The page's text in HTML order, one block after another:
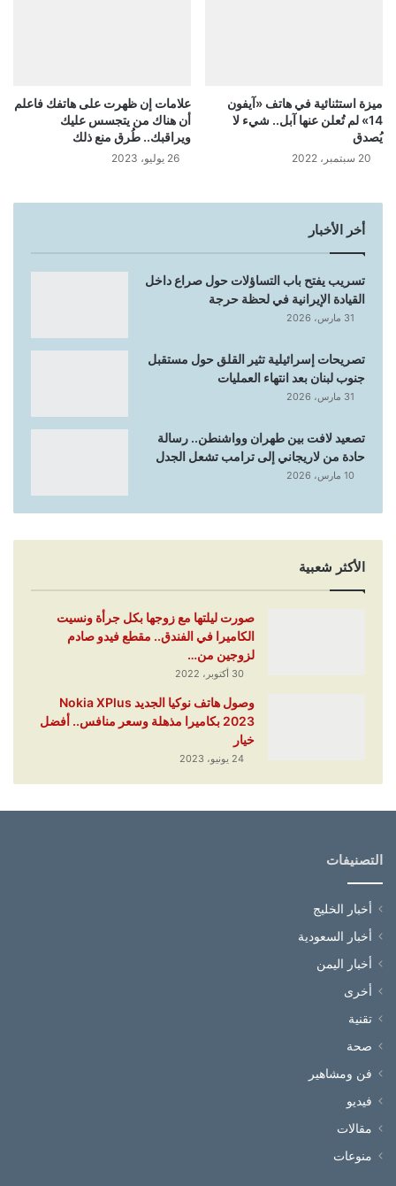
ميزة استثنائية في هاتف «آيفون
14» لم تُعلن عنها آبل.. شيء لا
يُصدق
20 سبتمبر، 2022
علامات إن ظهرت على هاتفك فاعلم
أن هناك من يتجسس عليك
ويراقبك.. طُرق منع ذلك
26 يوليو، 2023
أخر الأخبار
تسريب يفتح باب التساؤلات حول صراع داخل
القيادة الإيرانية في لحظة حرجة
31 مارس، 2026
تصريحات إسرائيلية تثير القلق حول مستقبل
جنوب لبنان بعد انتهاء العمليات
31 مارس، 2026
تصعيد لافت بين طهران وواشنطن.. رسالة
حادة من لاريجاني إلى ترامب تشعل الجدل
10 مارس، 2026
الأكثر شعبية
صورت ليلتها مع زوجها بكل جرأة ونسيت
الكاميرا في الفندق.. مقطع فيدو صادم
لزوجين من…
30 أكتوبر، 2022
وصول هاتف نوكيا الجديد Nokia XPlus
2023 بكاميرا مذهلة وسعر منافس.. أفضل
خيار
24 يونيو، 2023
التصنيفات
أخبار الخليج
أخبار السعودية
أخبار اليمن
أخرى
تقنية
صحة
فن ومشاهير
فيديو
مقالات
منوعات